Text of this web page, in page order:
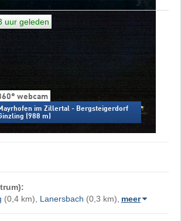
webcam
im Zillertal - Bergsteigerdorf
(988 m)
uur geleden
(0,4 km), Lanersbach (0,3 km), meer